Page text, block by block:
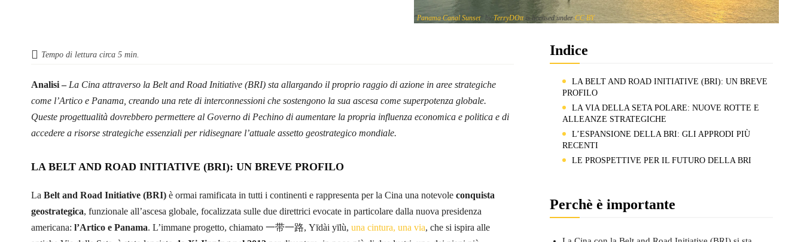
"Panama Canal Sunset" byTerryDOttis licensed under CC BY
Tempo di lettura circa 5 min.
Analisi – La Cina attraverso la Belt and Road Initiative (BRI) sta allargando il proprio raggio di azione in aree strategiche
come l’Artico e Panama, creando una rete di interconnessioni che sostengono la sua ascesa come superpotenza globale.
Queste progettualità dovrebbero permettere al Governo di Pechino di aumentare la propria influenza economica e politica e di
accedere a risorse strategiche essenziali per ridisegnare l’attuale assetto geostrategico mondiale.
LA BELT AND ROAD INITIATIVE (BRI): UN BREVE PROFILO
La Belt and Road Initiative (BRI) è ormai ramificata in tutti i continenti e rappresenta per la Cina una notevole conquista
geostrategica, funzionale all’ascesa globale, focalizzata sulle due direttrici evocate in particolare dalla nuova presidenza
americana: l’Artico e Panama. L’immane progetto, chiamato 一带一路, Yīdài yīlù, una cintura, una via, che si ispira alle
Indice
LA BELT AND ROAD INITIATIVE (BRI): UN BREVE
PROFILO
LA VIA DELLA SETA POLARE: NUOVE ROTTE E
ALLEANZE STRATEGICHE
L’ESPANSIONE DELLA BRI: GLI APPRODI PIÙ
RECENTI
LE PROSPETTIVE PER IL FUTURO DELLA BRI
Perchè è importante